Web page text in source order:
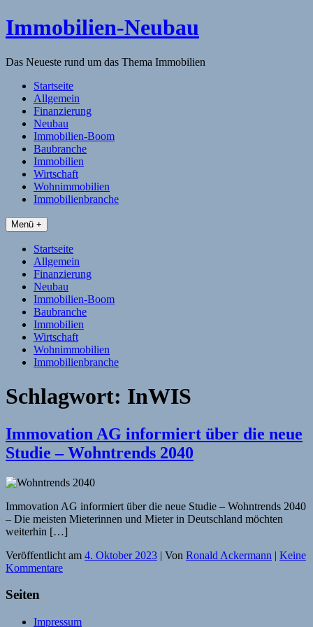
Skip
to
Immobilien-Neubau
Das Neueste rund um das Thema Immobilien
Startseite
Allgemein
Finanzierung
Neubau
Immobilien-Boom
Baubranche
Immobilien
Wirtschaft
Wohnimmobilien
Immobilienbranche
Menü +
Startseite
Allgemein
Finanzierung
Neubau
Immobilien-Boom
Baubranche
Immobilien
Wirtschaft
Wohnimmobilien
Immobilienbranche
Schlagwort: InWIS
Immovation AG informiert über die neue
Studie – Wohntrends 2040
Immovation AG informiert über die neue Studie – Wohntrends 2040
– Die meisten Mieterinnen und Mieter in Deutschland möchten
weiterhin […]
Veröffentlicht am 4. Oktober 2023 | Von Ronald Ackermann | Keine
Kommentare
Seiten
Impressum